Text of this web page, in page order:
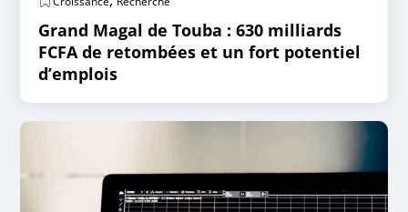
Grand Magal de Touba : 630 milliards
FCFA de retombées et un fort potentiel
d’emplois